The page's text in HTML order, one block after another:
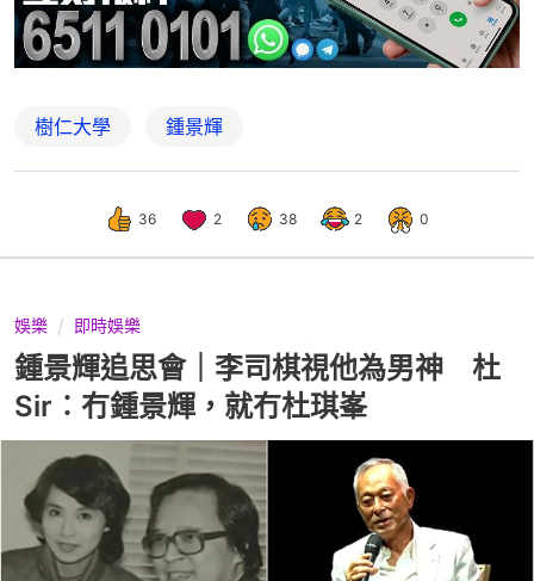
樹仁大學 鍾景輝
36 2 38 2 0
娛樂 即時娛樂
鍾景輝追思會｜李司棋視他為男神 杜
Sir︰冇鍾景輝，就冇杜琪峯